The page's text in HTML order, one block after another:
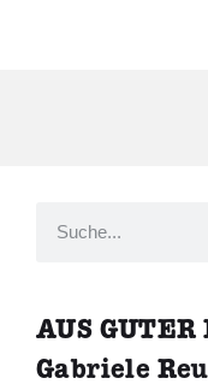
AUS
Gabriele